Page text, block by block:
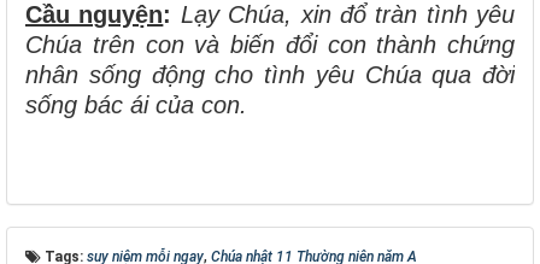
Cầu nguyện: Lạy Chúa, xin đổ tràn tình yêu
Chúa trên con và biến đổi con thành chứng
nhân sống động cho tình yêu Chúa qua đời
sống bác ái của con.
Tags: suy niệm mỗi ngay, Chúa nhật 11 Thường niên năm A